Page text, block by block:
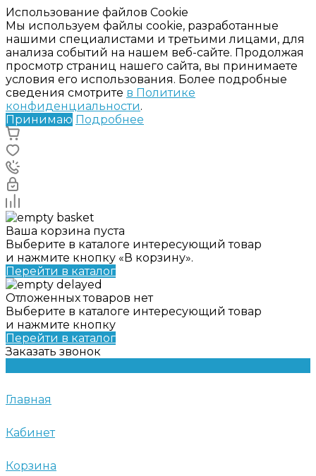
Использование файлов Cookie
Мы используем файлы cookie, разработанные
нашими специалистами и третьими лицами, для
анализа событий на нашем веб-сайте. Продолжая
просмотр страниц нашего сайта, вы принимаете
условия его использования. Более подробные
сведения смотрите в Политике
конфиденциальности.
Принимаю Подробнее
Ваша корзина пуста
Выберите в каталоге интересующий товар
и нажмите кнопку «В корзину».
Перейти в каталог
Отложенных товаров нет
Выберите в каталоге интересующий товар
и нажмите кнопку
Перейти в каталог
Заказать звонок
Главная
Кабинет
Корзина